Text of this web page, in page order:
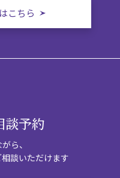
こちら
談予約
ら、
談いただけます